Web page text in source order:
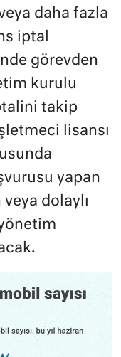
daha fazla
iptal
görevden
kurulu
takip
lisansı
yapan
dolaylı